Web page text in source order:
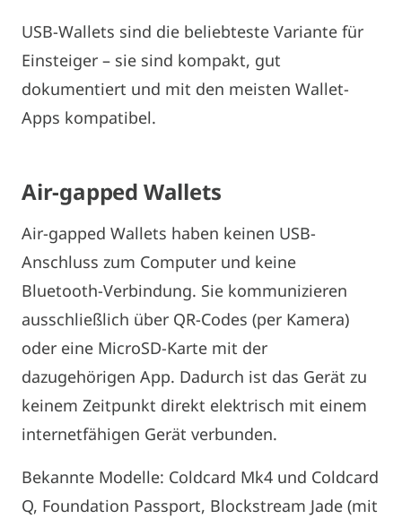
USB-Wallets sind die beliebteste Variante für
Einsteiger – sie sind kompakt, gut
dokumentiert und mit den meisten Wallet-
Apps kompatibel.
Air-gapped Wallets
Air-gapped Wallets haben keinen USB-
Anschluss zum Computer und keine
Bluetooth-Verbindung. Sie kommunizieren
ausschließlich über QR-Codes (per Kamera)
oder eine MicroSD-Karte mit der
dazugehörigen App. Dadurch ist das Gerät zu
keinem Zeitpunkt direkt elektrisch mit einem
internetfähigen Gerät verbunden.
Bekannte Modelle: Coldcard Mk4 und Coldcard
Q, Foundation Passport, Blockstream Jade (mit